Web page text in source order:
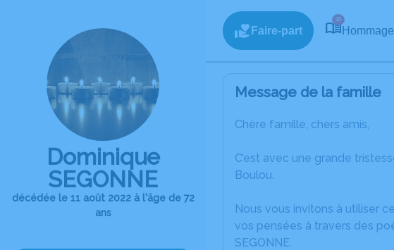
Dominique
SEGONNE
décédée le 11 août 2022 à l'âge de 72
ans
Faire-part
30
Message de la famille
Chère famille, chers amis,
C’est avec une grande
Boulou.
Nous vous invitons à utiliser
vos pensées à travers des
SEGONNE.